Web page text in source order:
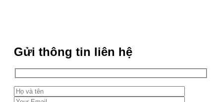
Gửi thông tin liên hệ